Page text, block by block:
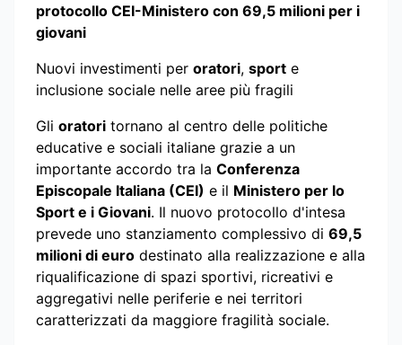
protocollo CEI-Ministero con 69,5 milioni per i
giovani
Nuovi investimenti per oratori, sport e
inclusione sociale nelle aree più fragili
Gli oratori tornano al centro delle politiche
educative e sociali italiane grazie a un
importante accordo tra la Conferenza
Episcopale Italiana (CEI) e il Ministero per lo
Sport e i Giovani. Il nuovo protocollo d'intesa
prevede uno stanziamento complessivo di 69,5
milioni di euro destinato alla realizzazione e alla
riqualificazione di spazi sportivi, ricreativi e
aggregativi nelle periferie e nei territori
caratterizzati da maggiore fragilità sociale.